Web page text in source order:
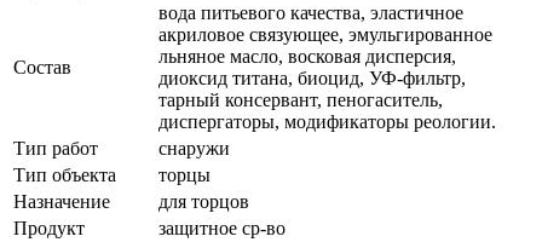
Состав
вода питьевого качества, эластичное
акриловое связующее, эмульгированное
льняное масло, восковая дисперсия,
диоксид титана, биоцид, УФ-фильтр,
тарный консервант, пеногаситель,
диспергаторы, модификаторы реологии.
Тип работ
снаружи
Тип объекта
торцы
Назначение
для торцов
Продукт
защитное ср-во